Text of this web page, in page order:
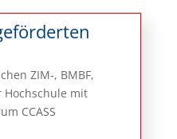
ZIM-, BMBF,
Hochschule mit
CCASS